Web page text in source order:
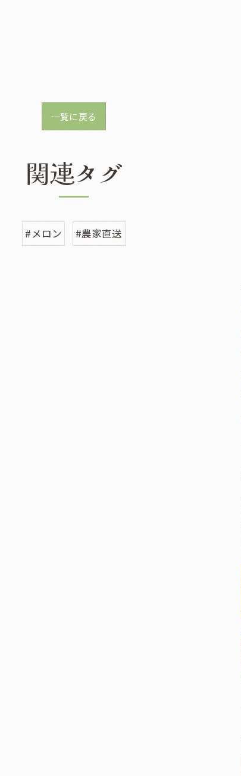
一覧に戻る
関連タグ
#メロン #農家直送